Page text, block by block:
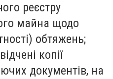
реєстру
майна щодо
обтяжень;
копії
документів, на